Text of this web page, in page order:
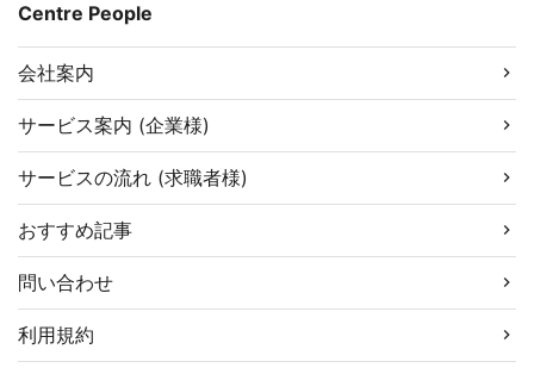
Centre People
会社案内
サービス案内 (企業様)
サービスの流れ (求職者様)
おすすめ記事
問い合わせ
利用規約